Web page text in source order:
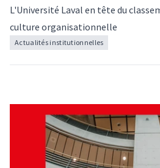
L'Université Laval en tête du
culture organisationnelle
Actualités institutionnelles